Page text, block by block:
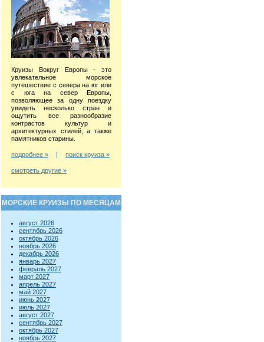
Круизы Вокруг Европы - это
увлекательное морское
путешествие с севера на юг или
с юга на север Европы,
позволяющее за одну поездку
увидеть несколько стран и
ощутить все разнообразие
контрастов культур и
архитектурных стилей, а также
памятников старины.
подробнее » | поиск круиза »
смотреть другие »
МОРСКИЕ КРУИЗЫ ПО МЕСЯЦАМ
август 2026
сентябрь 2026
октябрь 2026
ноябрь 2026
декабрь 2026
январь 2027
февраль 2027
март 2027
апрель 2027
май 2027
июнь 2027
июль 2027
август 2027
сентябрь 2027
октябрь 2027
ноябрь 2027